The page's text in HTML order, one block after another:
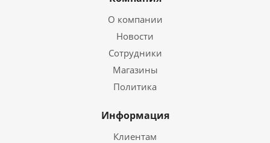
О компании
Новости
Сотрудники
Магазины
Политика
Информация
Клиентам